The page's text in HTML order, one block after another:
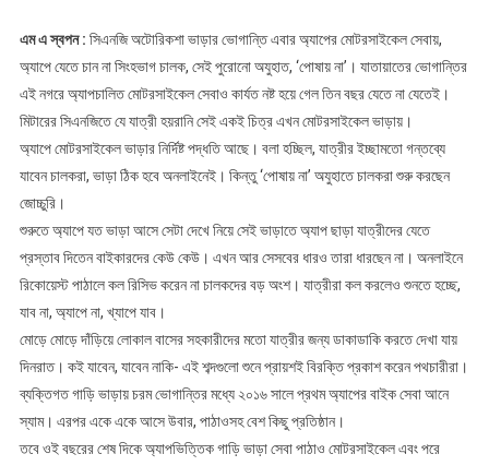
এম এ স্বপন : সিএনজি অটোরিকশা ভাড়ার ভোগান্তি এবার অ্যাপের মোটরসাইকেল সেবায়,
অ্যাপে যেতে চান না সিংহভাগ চালক, সেই পুরোনো অযুহাত, ‘পোষায় না’। যাতায়াতের ভোগান্তির
এই নগরে অ্যাপচালিত মোটরসাইকেল সেবাও কার্যত নষ্ট হয়ে গেল তিন বছর যেতে না যেতেই।
মিটারের সিএনজিতে যে যাত্রী হয়রানি সেই একই চিত্র এখন মোটরসাইকেল ভাড়ায়।
অ্যাপে মোটরসাইকেল ভাড়ার নির্দিষ্ট পদ্ধতি আছে। বলা হচ্ছিল, যাত্রীর ইচ্ছামতো গন্তব্যে
যাবেন চালকরা, ভাড়া ঠিক হবে অনলাইনেই। কিন্তু ‘পোষায় না’ অযুহাতে চালকরা শুরু করছেন
জোচ্চুরি।
শুরুতে অ্যাপে যত ভাড়া আসে সেটা দেখে নিয়ে সেই ভাড়াতে অ্যাপ ছাড়া যাত্রীদের যেতে
প্রস্তাব দিতেন বাইকারদের কেউ কেউ। এখন আর সেসবের ধারও তারা ধারছেন না। অনলাইনে
রিকোয়েস্ট পাঠালে কল রিসিভ করেন না চালকদের বড় অংশ। যাত্রীরা কল করলেও শুনতে হচ্ছে,
যাব না, অ্যাপে না, খ্যাপে যাব।
মোড়ে মোড়ে দাঁড়িয়ে লোকাল বাসের সহকারীদের মতো যাত্রীর জন্য ডাকাডাকি করতে দেখা যায়
দিনরাত। কই যাবেন, যাবেন নাকি- এই শব্দগুলো শুনে প্রায়শই বিরক্তি প্রকাশ করেন পথচারীরা।
ব্যক্তিগত গাড়ি ভাড়ায় চরম ভোগান্তির মধ্যে ২০১৬ সালে প্রথম অ্যাপের বাইক সেবা আনে
স্যাম। এরপর একে একে আসে উবার, পাঠাওসহ বেশ কিছু প্রতিষ্ঠান।
তবে ওই বছরের শেষ দিকে অ্যাপভিত্তিক গাড়ি ভাড়া সেবা পাঠাও মোটরসাইকেল এবং পরে